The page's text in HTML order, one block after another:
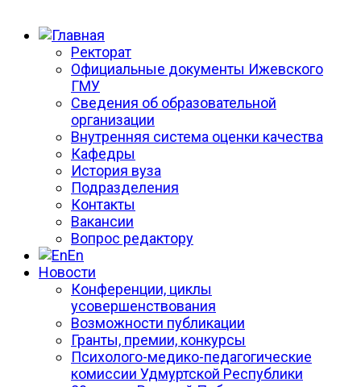
Ректорат
Официальные документы Ижевского
ГМУ
Сведения об образовательной
организации
Внутренняя система оценки качества
Кафедры
История вуза
Подразделения
Контакты
Вакансии
Вопрос редактору
En
Новости
Конференции, циклы
усовершенствования
Возможности публикации
Гранты, премии, конкурсы
Психолого-медико-педагогические
комиссии Удмуртской Республики